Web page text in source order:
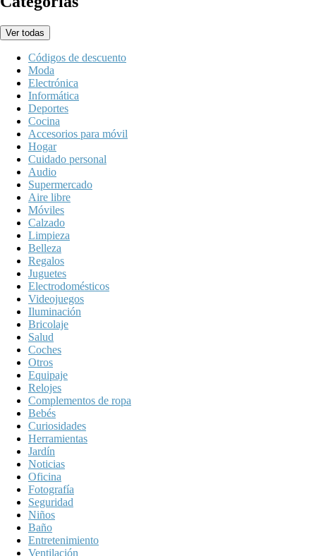
Ver todas
Códigos de descuento
Moda
Electrónica
Informática
Deportes
Cocina
Accesorios para móvil
Hogar
Cuidado personal
Audio
Supermercado
Aire libre
Móviles
Calzado
Limpieza
Belleza
Regalos
Juguetes
Electrodomésticos
Videojuegos
Iluminación
Bricolaje
Salud
Coches
Otros
Equipaje
Relojes
Complementos de ropa
Bebés
Curiosidades
Herramientas
Jardín
Noticias
Oficina
Fotografía
Seguridad
Niños
Baño
Entretenimiento
Ventilación